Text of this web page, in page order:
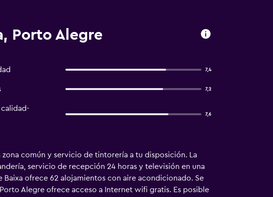
Porto Alegre
7,4
7,2
calidad-
7,6
común y servicio de tintorería a tu disposición. La
servicio de recepción 24 horas y televisión en una
ofrece 62 alojamientos con aire acondicionado. Se
Alegre ofrece acceso a Internet wifi gratis. Es posible